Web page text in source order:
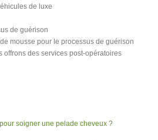
de luxe
de guérison
mousse pour le processus de guérison
offrons des services post-opératoires
soigner une pelade cheveux ?